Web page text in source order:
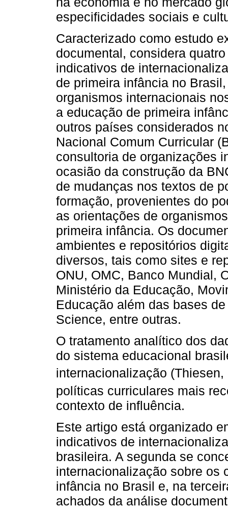
especificidades sociais e
Caracterizado como estudo
documental, considera
indicativos de
de primeira infância no
organismos internacionais
a educação de primeira
outros países considerados
Nacional Comum Curricular
consultoria de organizações
ocasião da construção da
de mudanças nos textos de
formação, provenientes do
as orientações de
primeira infância. Os
ambientes e repositórios
diversos, tais como sites e
ONU, OMC, Banco Mundial,
Ministério da Educação,
Educação além das bases
Science, entre outras.
O tratamento analítico dos
do sistema educacional
internacionalização
políticas curriculares mais
contexto de influência.
Este artigo está organizado
indicativos de
brasileira. A segunda se
internacionalização sobre os
infância no Brasil e, na
achados da análise